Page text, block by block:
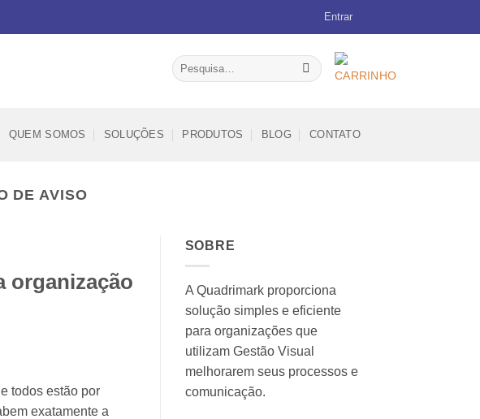
Entrar
Pesquisar
por:
QUEM SOMOS SOLUÇÕES PRODUTOS BLOG CONTATO
DE AVISO
organização
todos estão por
exatamente a
SOBRE
A Quadrimark proporciona
solução simples e eficiente
para organizações que
utilizam Gestão Visual
melhorarem seus processos e
comunicação.